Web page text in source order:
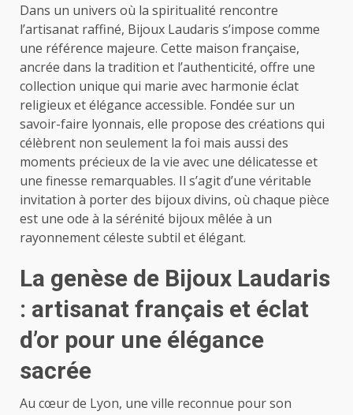
Dans un univers où la spiritualité rencontre
l’artisanat raffiné, Bijoux Laudaris s’impose comme
une référence majeure. Cette maison française,
ancrée dans la tradition et l’authenticité, offre une
collection unique qui marie avec harmonie éclat
religieux et élégance accessible. Fondée sur un
savoir-faire lyonnais, elle propose des créations qui
célèbrent non seulement la foi mais aussi des
moments précieux de la vie avec une délicatesse et
une finesse remarquables. Il s’agit d’une véritable
invitation à porter des bijoux divins, où chaque pièce
est une ode à la sérénité bijoux mêlée à un
rayonnement céleste subtil et élégant.
La genèse de Bijoux Laudaris
: artisanat français et éclat
d’or pour une élégance
sacrée
Au cœur de Lyon, une ville reconnue pour son